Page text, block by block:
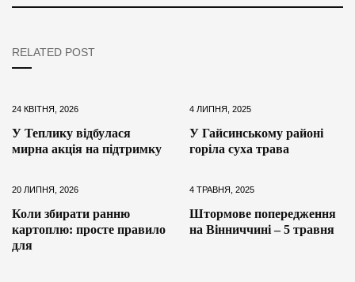
RELATED POST
24 КВІТНЯ, 2026
У Теплику відбулася
мирна акція на підтримку
4 ЛИПНЯ, 2025
У Гайсинському районі
горіла суха трава
20 ЛИПНЯ, 2026
Коли збирати ранню
картоплю: просте правило
для
4 ТРАВНЯ, 2025
Штормове попередження
на Вінниччині – 5 травня